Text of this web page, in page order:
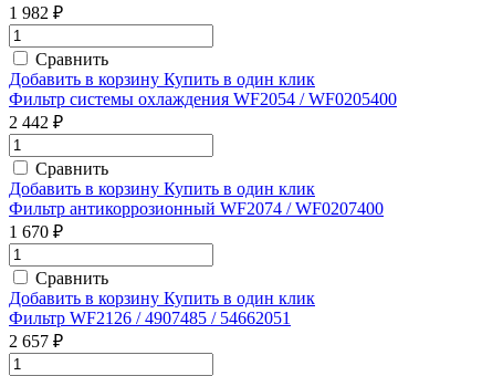
1 982 ₽
Сравнить
Добавить в корзину Купить в один клик
Фильтр системы охлаждения WF2054 / WF0205400
2 442 ₽
Сравнить
Добавить в корзину Купить в один клик
Фильтр антикоррозионный WF2074 / WF0207400
1 670 ₽
Сравнить
Добавить в корзину Купить в один клик
Фильтр WF2126 / 4907485 / 54662051
2 657 ₽